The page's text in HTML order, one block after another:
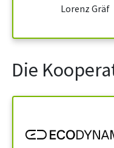
Lorenz Gräf
Die